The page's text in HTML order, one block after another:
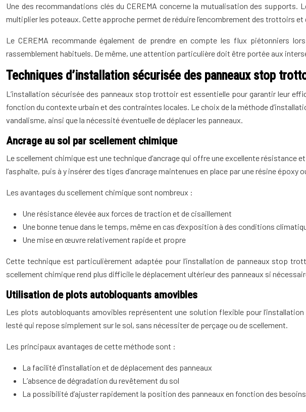
Une des recommandations clés du CEREMA concerne la mutualisation des
multiplier les poteaux. Cette approche permet de réduire l’encombrement des trottoirs
Le CEREMA recommande également de prendre en compte les flux piétonniers
rassemblement habituels. De même, une attention particulière doit être portée aux
Techniques d’installation sécurisée des panneaux stop
L’installation sécurisée des panneaux stop trottoir est essentielle pour garantir leur
fonction du contexte urbain et des contraintes locales. Le choix de la méthode
vandalisme, ainsi que la nécessité éventuelle de déplacer les panneaux.
Ancrage au sol par scellement chimique
Le scellement chimique est une technique d’ancrage qui offre une excellente résistance
l’asphalte, puis à y insérer des tiges d’ancrage maintenues en place par une résine époxy
Les avantages du scellement chimique sont nombreux :
Une résistance élevée aux forces de traction et de cisaillement
Une bonne tenue dans le temps, même en cas d’exposition à des conditions
Une mise en œuvre relativement rapide et propre
Cette technique est particulièrement adaptée pour l’installation de panneaux stop
scellement chimique rend plus difficile le déplacement ultérieur des panneaux si
Utilisation de plots autobloquants amovibles
Les plots autobloquants amovibles représentent une solution flexible pour
lesté qui repose simplement sur le sol, sans nécessiter de perçage ou de scellement.
Les principaux avantages de cette méthode sont :
La facilité d’installation et de déplacement des panneaux
L’absence de dégradation du revêtement du sol
La possibilité d’ajuster rapidement la position des panneaux en fonction des besoins